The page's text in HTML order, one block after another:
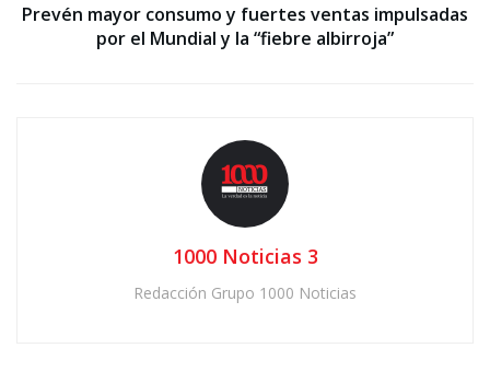
Prevén mayor consumo y fuertes ventas impulsadas
por el Mundial y la “fiebre albirroja”
1000 Noticias 3
Redacción Grupo 1000 Noticias